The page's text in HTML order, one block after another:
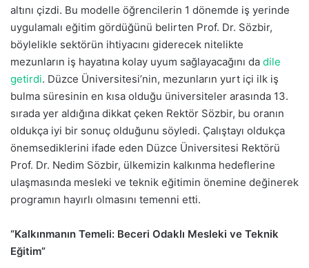
altını çizdi. Bu modelle öğrencilerin 1 dönemde iş yerinde
uygulamalı eğitim gördüğünü belirten Prof. Dr. Sözbir,
böylelikle sektörün ihtiyacını giderecek nitelikte
mezunların iş hayatına kolay uyum sağlayacağını da dile
getirdi. Düzce Üniversitesi’nin, mezunların yurt içi ilk iş
bulma süresinin en kısa olduğu üniversiteler arasında 13.
sırada yer aldığına dikkat çeken Rektör Sözbir, bu oranın
oldukça iyi bir sonuç olduğunu söyledi. Çalıştayı oldukça
önemsediklerini ifade eden Düzce Üniversitesi Rektörü
Prof. Dr. Nedim Sözbir, ülkemizin kalkınma hedeflerine
ulaşmasında mesleki ve teknik eğitimin önemine değinerek
programın hayırlı olmasını temenni etti.
“Kalkınmanın Temeli: Beceri Odaklı Mesleki ve Teknik
Eğitim”